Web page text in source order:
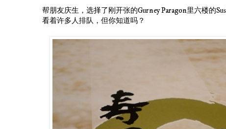
帮朋友庆生，选择了刚开张的Gurney Paragon里六楼的
看着许多人排队，但你知道吗？